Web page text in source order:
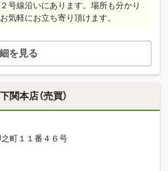
号線沿いにあります。場所も分かり
気軽にお立ち寄り頂けます。
を見る
関本店（売買）
町１１番４６号